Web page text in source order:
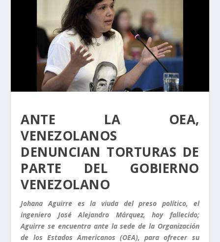
ANTE LA OEA,
VENEZOLANOS
DENUNCIAN TORTURAS DE
PARTE DEL GOBIERNO
VENEZOLANO
Johana Aguirre es la viuda del preso político, el
ingeniero José Alejandro Márquez, hoy fallecido;
Aguirre se encuentra ante la sede de la Organización
de los Estados Americanos (OEA), para ofrecer su